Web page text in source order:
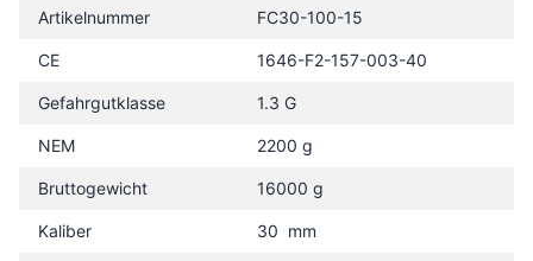
Artikelnummer FC30-100-15
CE 1646-F2-157-003-40
Gefahrgutklasse 1.3 G
NEM 2200 g
Bruttogewicht 16000 g
Kaliber 30 mm